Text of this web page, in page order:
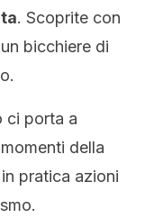
. Scoprite con
bicchiere di
ci porta a
della
pratica azioni